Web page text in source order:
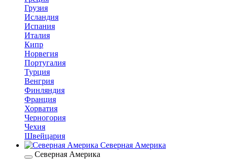
Грузия
Исландия
Испания
Италия
Кипр
Норвегия
Португалия
Турция
Венгрия
Финляндия
Франция
Хорватия
Черногория
Чехия
Швейцария
Северная Америка
Северная Америка